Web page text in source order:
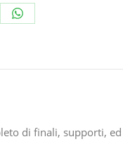
Share
WhatsApp
di finali, supporti,